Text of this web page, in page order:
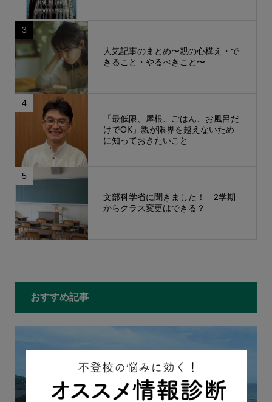
3
人気記事のまとめ〜親の心構え・で
きること・やるべきこと〜
4
「最低限、屋根、ごはん、お風呂だ
けでOK」親が限界を越えないため
に知っておきたいこと
5
文部科学省に聞きました！ 2学期
からクラス変更はできる？
おすすめ記事